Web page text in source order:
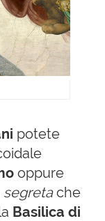
potete
oppure
segretache
Basilica di